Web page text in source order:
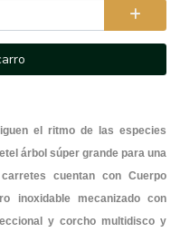
el ritmo de las especies
árbol súper grande para una
cuentan con Cuerpo
inoxidable mecanizado con
y corcho multidisco y